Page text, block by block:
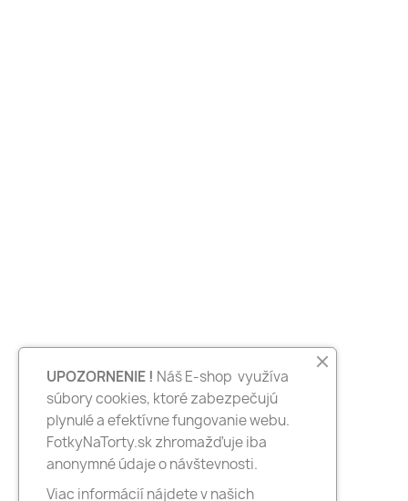
UPOZORNENIE ! Náš E-shop využíva
súbory cookies, ktoré zabezpečujú
plynulé a efektívne fungovanie webu.
FotkyNaTorty.sk zhromažďuje iba
anonymné údaje o návštevnosti.
Viac informácií nájdete v našich